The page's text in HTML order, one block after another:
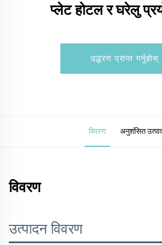
प्लेट होटल र घरेलु
उद्धरण प्राप्त गर्नुहोस्
विवरण अनुशंसित
विवरण
उत्पादन विवरण